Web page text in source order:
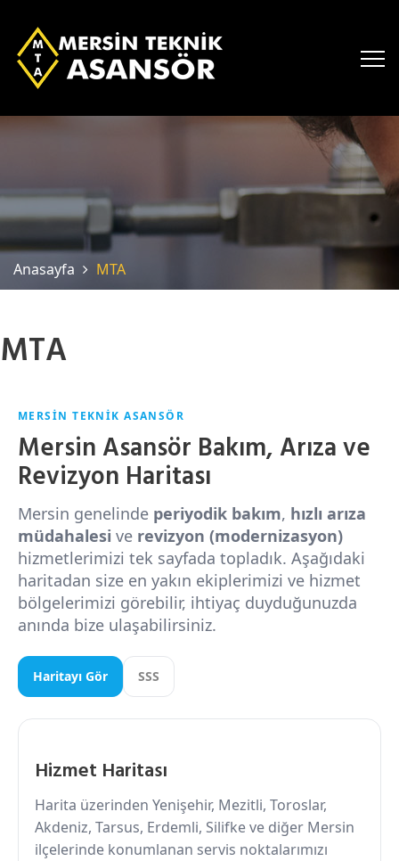
Anasayfa MTA
MTA
MERSIN TEKNIK ASANSÖR
Mersin Asansör Bakım, Arıza ve
Revizyon Haritası
Mersin genelinde periyodik bakım, hızlı arıza
müdahalesi ve revizyon (modernizasyon)
hizmetlerimizi tek sayfada topladık. Aşağıdaki
haritadan size en yakın ekiplerimizi ve hizmet
bölgelerimizi görebilir, ihtiyaç duyduğunuzda
anında bize ulaşabilirsiniz.
Haritayı Gör SSS
Hizmet Haritası
Harita üzerinden Yenişehir, Mezitli, Toroslar,
Akdeniz, Tarsus, Erdemli, Silifke ve diğer Mersin
ilçelerinde konumlanan servis noktalarımızı